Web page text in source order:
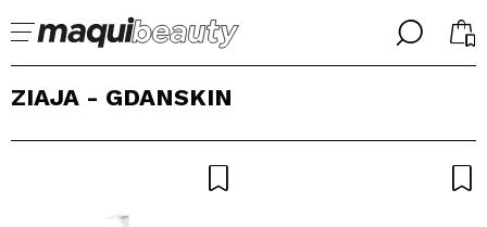
╳
BENVENUTO!
╳
SELEZIONA LA TUA LINGUA
ZIAJA - GDANSKIN